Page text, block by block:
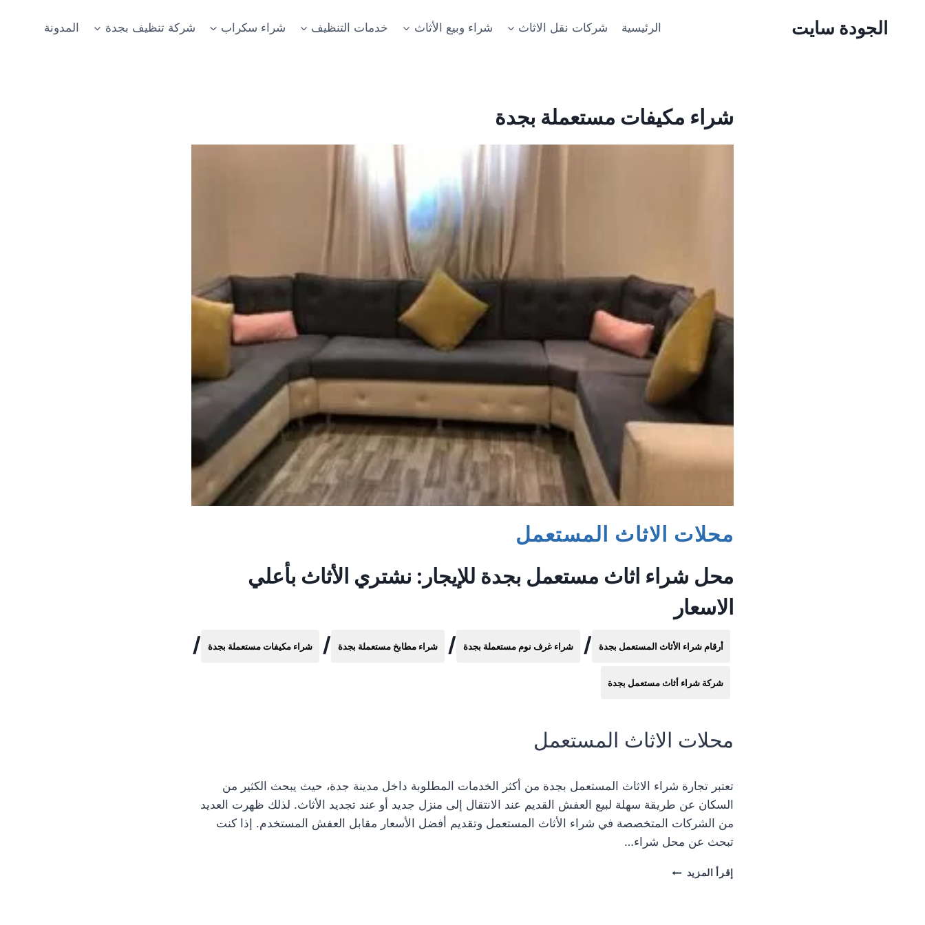
الجودة سايت الرئيسية شركات نقل الاثاث شراء وبيع الأثاث خدمات التنظيف شراء سكراب شركة تنظيف بجدة المدونة
شراء مكيفات مستعملة بجدة
محلات الاثاث المستعمل
محل شراء اثاث مستعمل بجدة للإيجار: نشتري الأثاث بأعلي
الاسعار
أرقام شراء الأثاث المستعمل بجدة / شراء غرف نوم مستعملة بجدة / شراء مطابخ مستعملة بجدة / شراء مكيفات مستعملة بجدة /
شركة شراء أثاث مستعمل بجدة
محلات الاثاث المستعمل
تعتبر تجارة شراء الاثاث المستعمل بجدة من أكثر الخدمات المطلوبة داخل مدينة جدة، حيث يبحث الكثير من
السكان عن طريقة سهلة لبيع العفش القديم عند الانتقال إلى منزل جديد أو عند تجديد الأثاث. لذلك ظهرت العديد
من الشركات المتخصصة في شراء الأثاث المستعمل وتقديم أفضل الأسعار مقابل العفش المستخدم. إذا كنت
تبحث عن محل شراء…
إقرأ المزيد محل